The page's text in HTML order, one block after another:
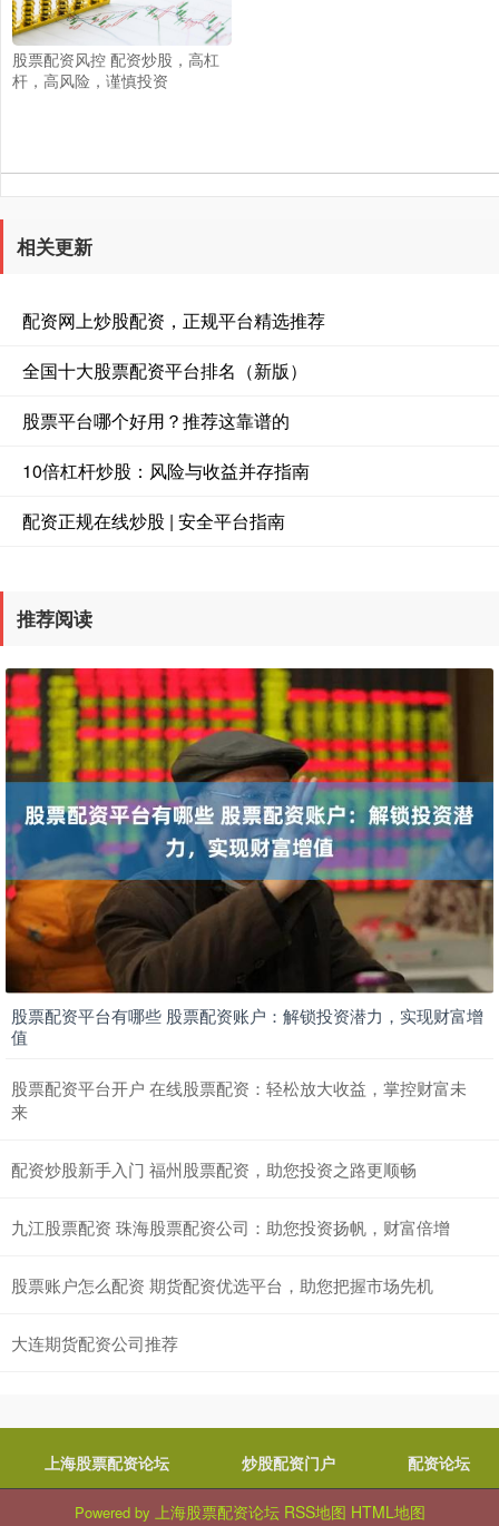
股票配资风控 配资炒股，高杠
杆，高风险，谨慎投资
相关更新
配资网上炒股配资，正规平台精选推荐
全国十大股票配资平台排名（新版）
股票平台哪个好用？推荐这靠谱的
10倍杠杆炒股：风险与收益并存指南
配资正规在线炒股 | 安全平台指南
推荐阅读
股票配资平台有哪些 股票配资账户：解锁投资潜力，实现财富增
值
股票配资平台开户 在线股票配资：轻松放大收益，掌控财富未
来
配资炒股新手入门 福州股票配资，助您投资之路更顺畅
九江股票配资 珠海股票配资公司：助您投资扬帆，财富倍增
股票账户怎么配资 期货配资优选平台，助您把握市场先机
大连期货配资公司推荐
上海股票配资论坛 炒股配资门户 配资论坛
Powered by 上海股票配资论坛 RSS地图 HTML地图